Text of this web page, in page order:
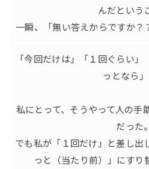
んだという
一瞬、「無い答えからですか？
「今回だけは」「１回ぐらい
っとなら
私にとって、そうやって人の手
だった。
でも私が「１回だけ」と差し出
っと（当たり前）」にすり